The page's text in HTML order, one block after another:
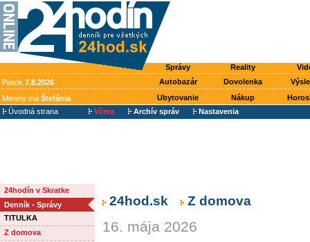
Správy Reality
Piatok 7.8.2026 Autobazár Dovolenka
Meniny má Štefánia Ubytovanie Nákup
Úvodná strana
Včera Archív správ Nastavenia
24hodín v Skratke
Denník - Správy
TITULKA
Z domova
24hod.sk Z domova
16. mája 2026